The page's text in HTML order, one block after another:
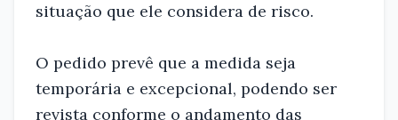
situação que ele considera de risco.
O pedido prevê que a medida seja
temporária e excepcional, podendo ser
revista conforme o andamento das